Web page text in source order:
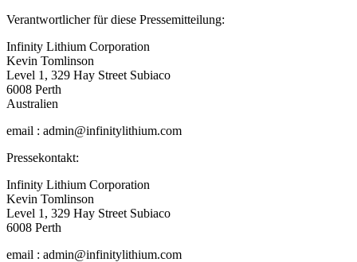
Verantwortlicher für diese Pressemitteilung:
Infinity Lithium Corporation
Kevin Tomlinson
Level 1, 329 Hay Street Subiaco
6008 Perth
Australien
email : admin@infinitylithium.com
Pressekontakt:
Infinity Lithium Corporation
Kevin Tomlinson
Level 1, 329 Hay Street Subiaco
6008 Perth
email : admin@infinitylithium.com